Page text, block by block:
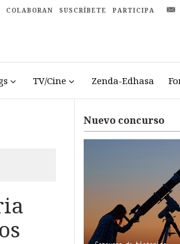
COLABORAN SUSCRÍBETE PARTICIPA
TV/Cine Zenda-Edhasa
Nuevo concurso